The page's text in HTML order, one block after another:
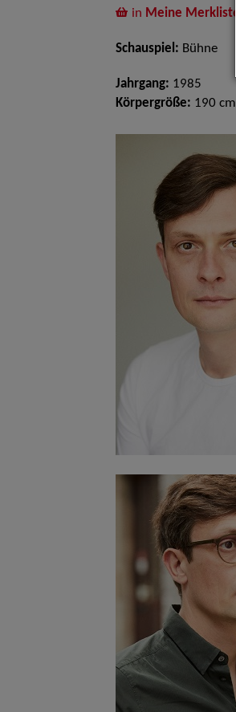
in Meine Merkliste
Schauspiel: Bühne
Jahrgang: 1985
Körpergröße: 190 cm